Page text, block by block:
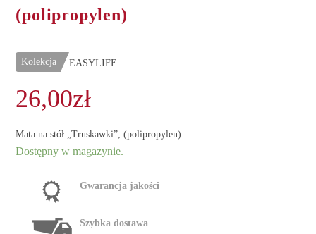
(polipropylen)
Kolekcja EASYLIFE
26,00zł
Mata na stół „Truskawki”, (polipropylen)
Dostępny w magazynie.
Gwarancja jakości
Szybka dostawa